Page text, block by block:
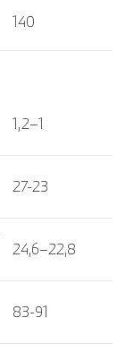
140
1,2–1
27-23
24,6–22,8
83-91